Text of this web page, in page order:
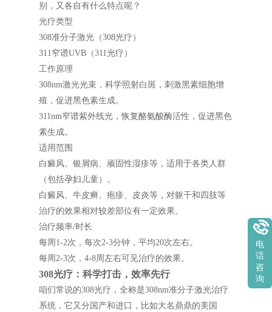
别，又各自有什么特点呢？
光疗类型
308准分子激光（308光疗）
311窄谱UVB（311光疗）
工作原理
308nm激光光束，科学照射白斑，刺激黑素细胞增
殖，促进黑色素生成。
311nm窄谱紫外线光，恢复酪氨酸酶活性，促进黑色
素生成。
适用范围
白癜风、银屑病、顽固性湿疹等，适用于各类人群
（包括孕妇儿童）。
白癜风、牛皮癣、疱疹、皮炎等，对躯干和四肢等
治疗的效果相对较差部位有一定效果。
治疗频率/时长
每周1-2次，每次2-3分钟，平均20次左右。
每周2-3次，4-8周左右可见治疗的效果。
308光疗：科学打击，效率先行
咱们常说的308光疗，全称是308nm准分子激光治疗
系统，它又分国产和进口，比如大名鼎鼎的美国
电
话
咨
询